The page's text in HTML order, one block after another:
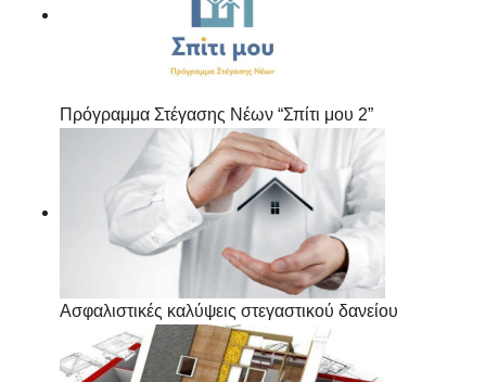
Πρόγραμμα Στέγασης Νέων “Σπίτι μου 2”
Ασφαλιστικές καλύψεις στεγαστικού δανείου